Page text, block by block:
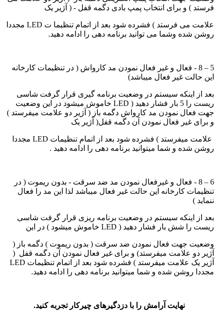
فرستد ) و برای انتخاب پمپ بادی دگمه قفل - ( آژیر یک
علامت می فرستد ) فشرده شود بعد از اتمام تنظیما ت LED مجددا
روشن شده وشما می توانید برنامه دهی را ادامه دهید.
5 – 8 - فعال و غیر فعال نمودن مد کارواش ( در تنظیمات کارخانه
این حالت غیر فعال میباشد)
بعد از اینکه سیستم در وضعیت برنامه گیری قرار گرفت شاسی
ریست را 5 بار فشار دهید ( LED خاموش میشود در این وضعیت
جهت فعال نمودن مد کارواش دگمه باز ( آژیر دو علامت میفرستد )
و برای غیر فعال نمودن آن دگمه قفل( آژیر یک
علامت میفرستد ) فشرده شود بعد از اتمام تنظیمات LED مجددا
روشن شده و شما میتوانید برنامه دهی را ادامه دهید .
6 – 8 - فعال و غیرفعال نمودن مد ضد سرقت - بدون ریموت ( در
تنظیمات کارخانه این حالت غیر فعال میباشد لذا این مد را فعال
ننماید )
بعد از اینکه سیستم در وضعیت برنامه ریزی قرار گرفت شاسی
ریست را شش بار فشار دهید ( LED خاموش میشود ) در این
وضعیت جهت فعال نمودن ضد سرقت ( بدون ریموت ) دگمه باز (
آژیر دو علامت میفرستد) و برای غیر فعال نمودن آن دگمه قفل (
آژیر یک علامت میفرستد ) فشرده شود بعد از اتمام تنظیمات LED
مجددا روشن شده و شما میتوانید برنامه دهی را ادامه دهید.
نهایت آرامش را با دزدگیرهای چیرکار تجربه کنید.